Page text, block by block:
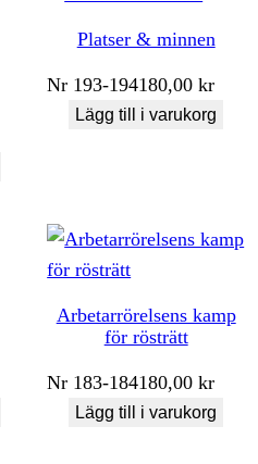
Platser & minnen
Nr 193-194180,00kr
Lägg till i varukorg
Arbetarrörelsens kamp
för rösträtt
Nr 183-184180,00kr
Lägg till i varukorg